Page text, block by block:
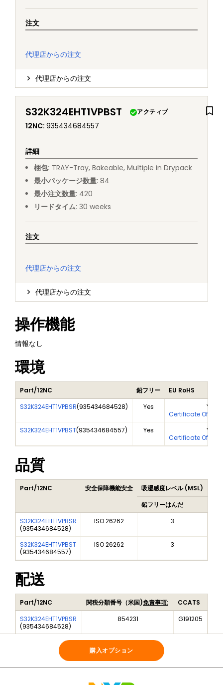
注文
代理店からの注文
代理店からの注文
S32K324EHT1VPBST アクティブ
12NC: 935434684557
詳細
梱包: TRAY-Tray, Bakeable, Multiple in Drypack
最小パッケージ数量: 84
最小注文数量: 420
リードタイム: 30 weeks
注文
代理店からの注文
代理店からの注文
操作機能
情報なし
環境
Part/12NC 鉛フリー
EU RoHS
S32K324EHT1VPBSR(935434684528) Yes
Yes
Certificate Of
S32K324EHT1VPBST(935434684557) Yes
Yes
Certificate Of
品質
Part/12NC 安全保障機能安全 吸湿感度レベル (MSL)
鉛フリーはんだ
S32K324EHT1VPBSR
(935434684528)
ISO 26262 3
S32K324EHT1VPBST
(935434684557)
ISO 26262 3
配送
Part/12NC 関税分類番号（米国)免責事項:
CCATS
S32K324EHT1VPBSR
(935434684528)
854231 G191205
S32K324EHT1VPBST
935434684557
854231
購入オプション